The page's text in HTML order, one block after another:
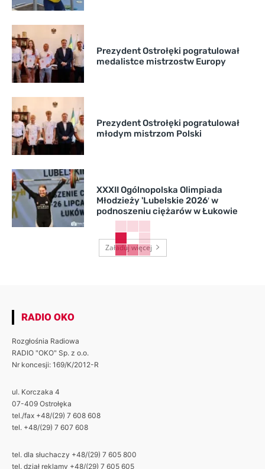
Prezydent Ostrołęki pogratulował
medalistce mistrzostw Europy
Prezydent Ostrołęki pogratulował
młodym mistrzom Polski
XXXII Ogólnopolska Olimpiada
Młodzieży 'Lubelskie 2026′ w
podnoszeniu ciężarów w Łukowie
Załaduj więcej